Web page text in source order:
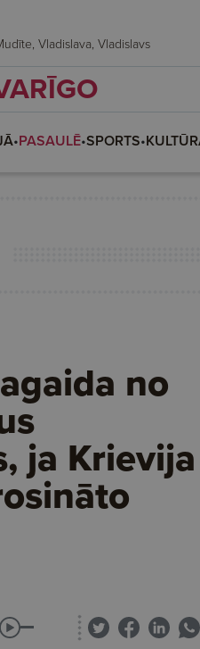
Mudīte, Vladislava, Vladislavs
•PASAULĒ•SPORTS•
no
ja Krievija